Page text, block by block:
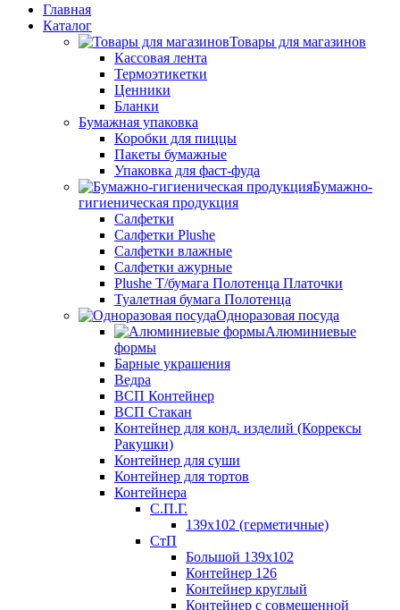
Главная
Каталог
Товары для магазинов
Кассовая лента
Термоэтикетки
Ценники
Бланки
Бумажная упаковка
Коробки для пиццы
Пакеты бумажные
Упаковка для фаст-фуда
Бумажно-
гигиеническая продукция
Салфетки
Салфетки Plushe
Салфетки влажные
Салфетки ажурные
Plushe Т/бумага Полотенца Платочки
Туалетная бумага Полотенца
Одноразовая посуда
Алюминиевые
формы
Барные украшения
Ведра
ВСП Контейнер
ВСП Стакан
Контейнер для конд. изделий (Коррексы
Ракушки)
Контейнер для суши
Контейнер для тортов
Контейнера
С.П.Г.
139х102 (герметичные)
СтП
Большой 139х102
Контейнер 126
Контейнер круглый
Контейнер с совмещенной